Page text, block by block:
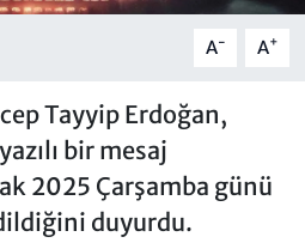
A- A+
Tayyip Erdoğan,
bir mesaj
2025 Çarşamba günü
duyurdu.